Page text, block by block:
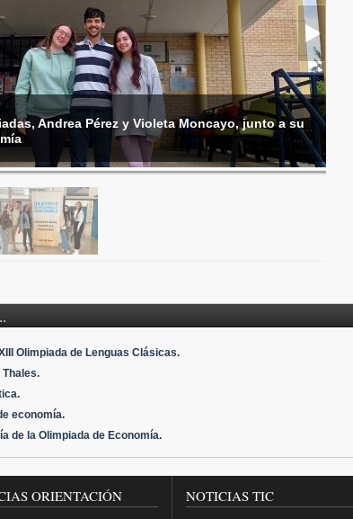
Andrea Pérez y Violeta Moncayo, junto a su
Olimpiada de Lenguas Clásicas.
Thales.
economía.
de la Olimpiada de Economía.
ORIENTACIÓN NOTICIAS TIC